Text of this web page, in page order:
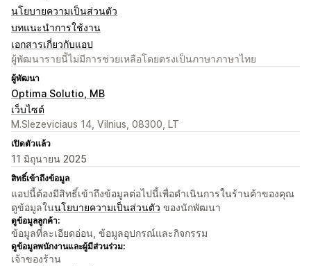
นโยบายความเป็นส่วนตัว
บทแนะนำการใช้งาน
เอกสารเกี่ยวกับแอป
ผู้พัฒนารายนี้ไม่มีการช่วยเหลือโดยตรงเป็นภาษาภาษาไทย
ผู้พัฒนา
Optima Solutio, MB
เว็บไซต์
M.Slezeviciaus 14, Vilnius, 08300, LT
เปิดตัวแล้ว
11 มิถุนายน 2025
สิทธิ์เข้าถึงข้อมูล
แอปนี้ต้องมีสิทธิ์เข้าถึงข้อมูลต่อไปนี้เพื่อดำเนินการในร้านค้าของคุณ
ดูข้อมูลในนโยบายความเป็นส่วนตัว ของนักพัฒนา
ดูข้อมูลลูกค้า:
ข้อมูลที่ละเอียดอ่อน, ข้อมูลอุปกรณ์และกิจกรรม
ดูข้อมูลพนักงานและผู้มีส่วนร่วม:
เจ้าของร้าน